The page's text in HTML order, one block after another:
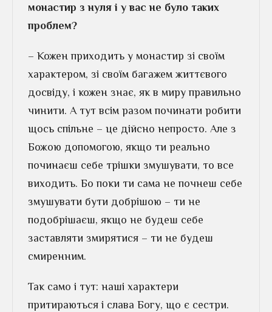
монастир з нуля і у вас не було таких
проблем?
– Кожен приходить у монастир зі своїм
характером, зі своїм багажем життєвого
досвіду, і кожен знає, як в миру правильно
чинити. А тут всім разом починати робити
щось спільне – це дійсно непросто. Але з
Божою допомогою, якщо ти реально
починаєш себе трішки змушувати, то все
виходить. Бо поки ти сама не почнеш себе
змушувати бути добрішою – ти не
подобрішаєш, якщо не будеш себе
заставляти змирятися – ти не будеш
смиренним.
Так само і тут: наші характери
притираються і слава Богу, що є сестри.